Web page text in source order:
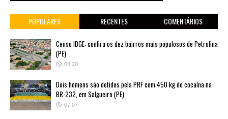
POPULARES RECENTES COMENTÁRIOS
Censo IBGE: confira os dez bairros mais populosos de Petrolina
(PE)
08:20
Dois homens são detidos pela PRF com 450 kg de cocaína na
BR-232, em Salgueiro (PE)
07:07